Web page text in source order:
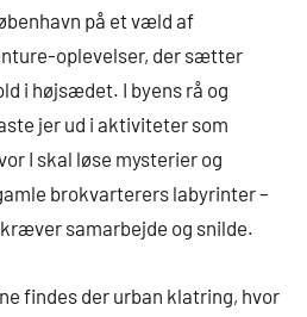
på et væld af
oplevelser, der sætter
i højsædet. I byens rå og
jer ud i aktiviteter som
I skal løse mysterier og
brokvarterers labyrinter –
samarbejde og snilde.
findes der urban klatring, hvor